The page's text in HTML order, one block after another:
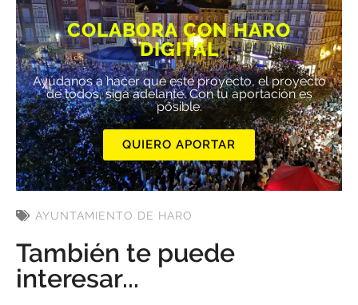
COLABORA CON HARO
DIGITAL
Ayúdanos a hacer que este proyecto, el proyecto
de todos, siga adelante. Con tu aportación es
posible.
QUIERO APORTAR
AYUNTAMIENTO DE HARO
También te puede
interesar...